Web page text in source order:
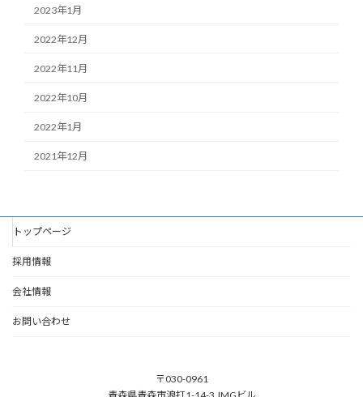
2023年1月
2022年12月
2022年11月
2022年10月
2022年1月
2021年12月
トップページ
採用情報
会社情報
お問い合わせ
〒030-0961